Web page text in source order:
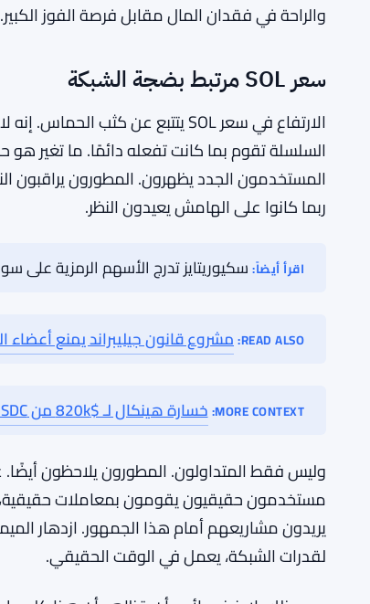
هذا التدفق مهم. كل رهان يتم وضعه، كل تعديل
تنهار. لذا وجد جمهور أسواق التنبؤ منزلاً مريحًا
الشبكة بشكل عام.
عندما تجمع بين الميمكوين وأسواق التنبؤ،
واحد. كلا القطاعين يجذبان المستخدمين الذين
والراحة في فقدان المال مقابل فرصة الفوز
سعر SOL مرتبط بضجة الشبكة
السلسلة تقوم بما كانت تفعله دائمًا. ما تغير هو
ربما كانوا على الهامش يعيدون النظر.
اقرأ أيضاً:سكيوريتايز تدرج الأسهم الرمزية على
READ ALSO: مشروع قانون جيليبراند يمنع